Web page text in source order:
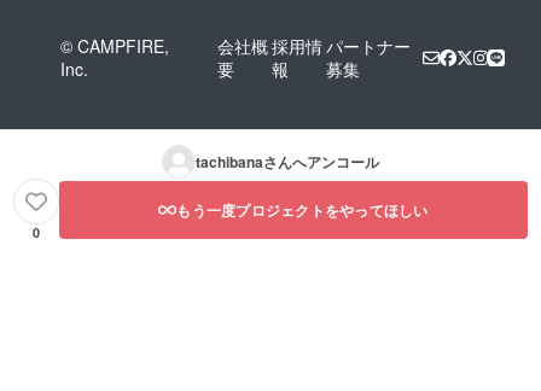
© CAMPFIRE,
Inc.
会社概
要
採用情
報
パートナー
募集
tachibanaさんへアンコール
0
もう一度プロジェクトをやってほしい